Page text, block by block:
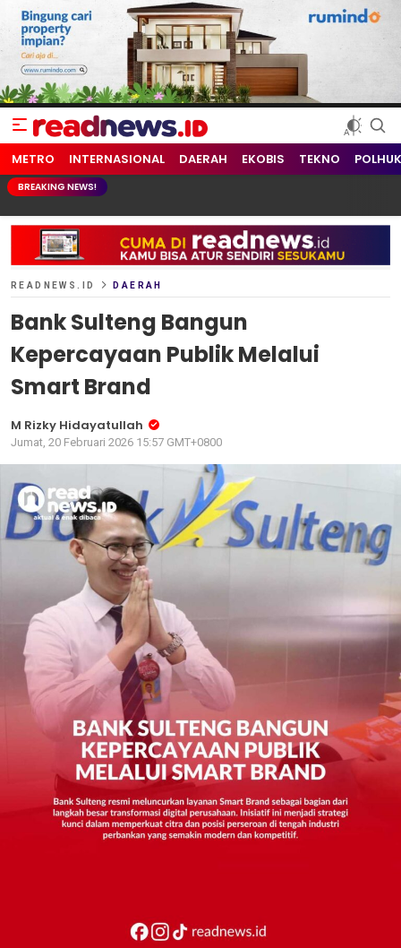
readnews.id
Berita Terkini, Update Terbaru Hari ini dari Indonesia dan Dunia
METRO INTERNASIONAL DAERAH EKOBIS TEKNO
BREAKING NEWS!
READNEWS.ID DAERAH
Bank Sulteng Bangun
Kepercayaan Publik Melalui
Smart Brand
M Rizky Hidayatullah
Jumat, 20 Februari 2026 15:57 GMT+0800